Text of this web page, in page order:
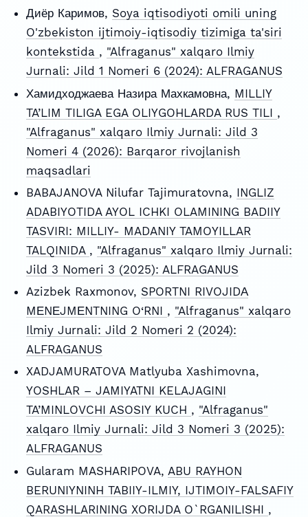
Диёр Каримов, Soya iqtisodiyoti omili uning
O'zbekiston ijtimoiy-iqtisodiy tizimiga ta'siri
kontekstida , "Alfraganus" xalqaro Ilmiy
Jurnali: Jild 1 Nomeri 6 (2024): ALFRAGANUS
Хамидходжаева Назира Махкамовна, MILLIY
TA’LIM TILIGA EGA OLIYGOHLARDA RUS TILI ,
"Alfraganus" xalqaro Ilmiy Jurnali: Jild 3
Nomeri 4 (2026): Barqaror rivojlanish
maqsadlari
BABAJANOVA Nilufar Tajimuratovna, INGLIZ
ADABIYOTIDA AYOL ICHKI OLAMINING BADIIY
TASVIRI: MILLIY- MADANIY TAMOYILLAR
TALQINIDA , "Alfraganus" xalqaro Ilmiy Jurnali:
Jild 3 Nomeri 3 (2025): ALFRAGANUS
Azizbek Raxmonov, SPORTNI RIVOJIDА
MЕNЕJMЕNTNING O‘RNI , "Alfraganus" xalqaro
Ilmiy Jurnali: Jild 2 Nomeri 2 (2024):
ALFRAGANUS
XADJAMURATOVA Matlyuba Xashimovna,
YOSHLAR – JAMIYATNI KELAJAGINI
TA’MINLOVCHI ASOSIY KUCH , "Alfraganus"
xalqaro Ilmiy Jurnali: Jild 3 Nomeri 3 (2025):
ALFRAGANUS
Gularam MASHARIPOVA, ABU RAYHON
BERUNIYNINH TABIIY-ILMIY, IJTIMOIY-FALSAFIY
QARASHLARINING XORIJDA O`RGANILISHI ,